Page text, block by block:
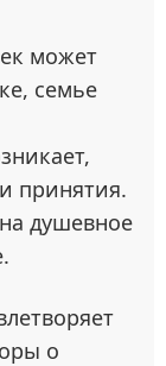
может
семье
принятия.
душевное
о